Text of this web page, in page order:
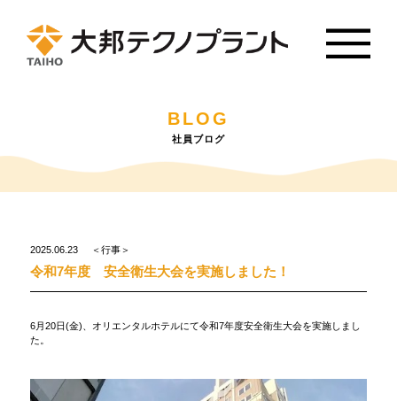
BLOG
社員ブログ
2025.06.23 ＜行事＞
令和7年度 安全衛生大会を実施しました！
6月20日(金)、オリエンタルホテルにて令和7年度安全衛生大会を実施しまし
た。